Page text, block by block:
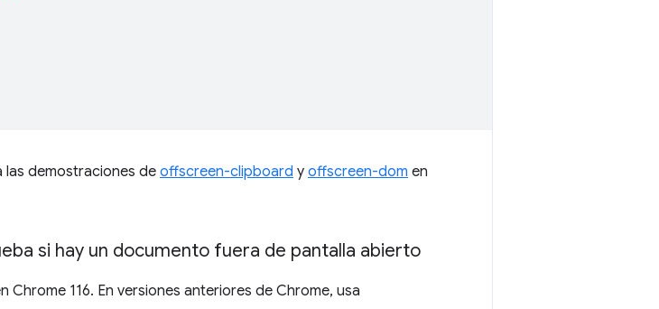
las demostraciones de offscreen-clipboard y offscreen-dom en
si hay un documento fuera de pantalla abierto
Chrome 116. En versiones anteriores de Chrome, usa